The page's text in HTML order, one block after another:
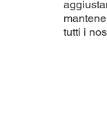
tutti i